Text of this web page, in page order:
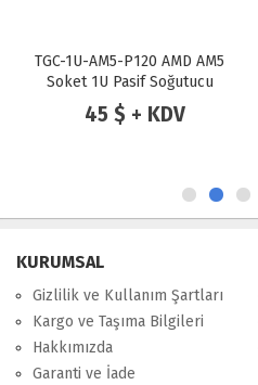
TGC-1U-AM5-P120 AMD AM5
Soket 1U Pasif Soğutucu
120W
45 $ + KDV
KURUMSAL
Gizlilik ve Kullanım Şartları
Kargo ve Taşıma Bilgileri
Hakkımızda
Garanti ve İade